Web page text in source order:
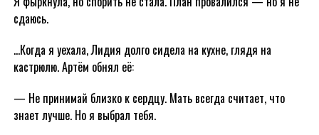
сдаюсь.
…Когда я уехала, Лидия долго сидела на кухне, глядя на
кастрюлю. Артём обнял её:
— Не принимай близко к сердцу. Мать всегда считает, что
знает лучше. Но я выбрал тебя.